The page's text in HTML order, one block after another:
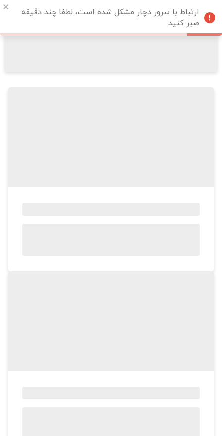
ارتباط با سرور دچار مشکل شده است، لطفا چند دقیقه
صبر کنید